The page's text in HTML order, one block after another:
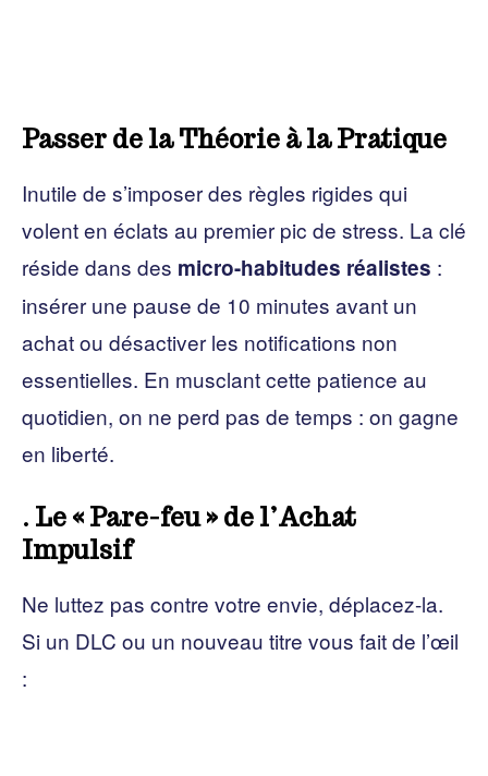
Passer de la Théorie à la Pratique
Inutile de s’imposer des règles rigides qui
volent en éclats au premier pic de stress. La clé
réside dans des micro-habitudes réalistes :
insérer une pause de 10 minutes avant un
achat ou désactiver les notifications non
essentielles. En musclant cette patience au
quotidien, on ne perd pas de temps : on gagne
en liberté.
. Le « Pare-feu » de l’Achat
Impulsif
Ne luttez pas contre votre envie, déplacez-la.
Si un DLC ou un nouveau titre vous fait de l’œil
: